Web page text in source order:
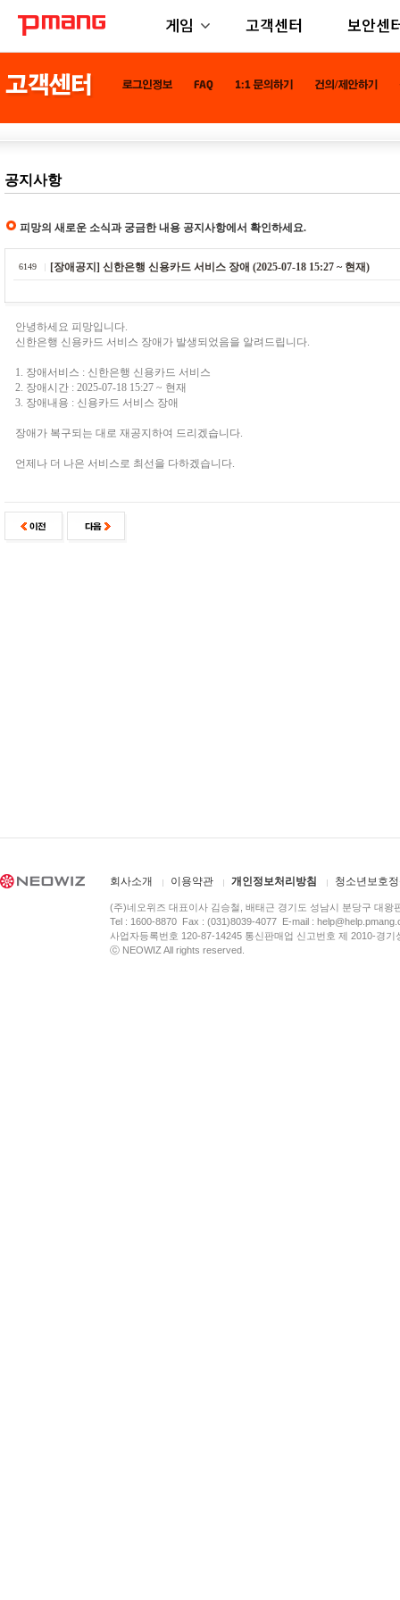
게임 고객센터 보안센
공지사항
피망의 새로운 소식과 궁금한 내용 공지사항에서 확인하세요.
6149 [장애공지] 신한은행 신용카드 서비스 장애 (2025-07-18 15:27 ~ 현재)
안녕하세요 피망입니다.
신한은행 신용카드 서비스 장애가 발생되었음을 알려드립니다.
1. 장애서비스 : 신한은행 신용카드 서비스
2. 장애시간 : 2025-07-18 15:27 ~ 현재
3. 장애내용 : 신용카드 서비스 장애
장애가 복구되는 대로 재공지하여 드리겠습니다.
언제나 더 나은 서비스로 최선을 다하겠습니다.
회사소개 이용약관 개인정보처리방침 청소년보호
(주)네오위즈 대표이사 김승철, 배태근 경기도 성남시 분당구 대왕
Tel : 1600-8870 Fax : (031)8039-4077 E-mail :
사업자등록번호 120-87-14245 통신판매업 신고번호 제 2010-경
ⓒ NEOWIZ All rights reserved.